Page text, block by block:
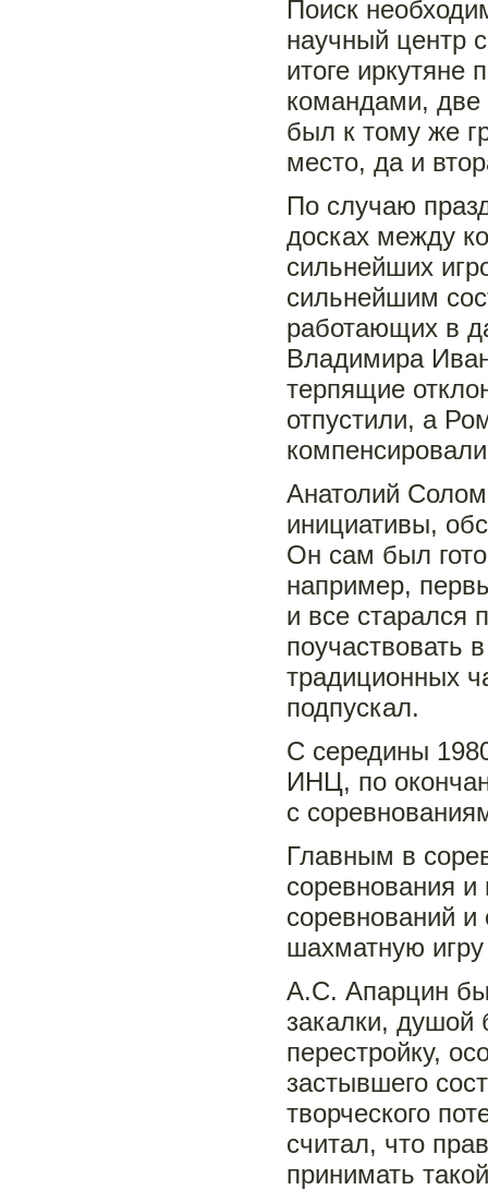
Поиск
научный центр
итоге иркутяне
командами, две
был к тому же
место, да и
По случаю
досках между
сильнейших
сильнейшим
работающих в
Владимира
терпящие
отпустили, а
Анатолий
инициативы,
Он сам был
например,
и все старался
поучаствовать
традиционных
подпускал.
С середины
ИНЦ, по
с
Главным в
соревнования
соревнований
шахматную
А.С. Апарцин
закалки, душой
перестройку,
застывшего
творческого
считал, что
принимать